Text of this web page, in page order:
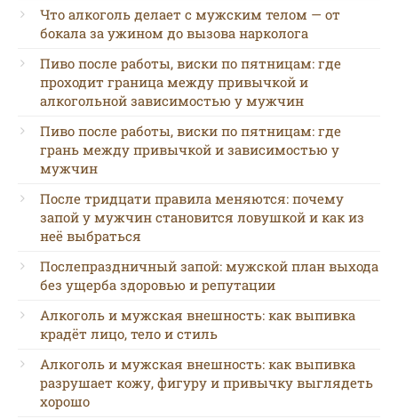
Что алкоголь делает с мужским телом — от
бокала за ужином до вызова нарколога
Пиво после работы, виски по пятницам: где
проходит граница между привычкой и
алкогольной зависимостью у мужчин
Пиво после работы, виски по пятницам: где
грань между привычкой и зависимостью у
мужчин
После тридцати правила меняются: почему
запой у мужчин становится ловушкой и как из
неё выбраться
Послепраздничный запой: мужской план выхода
без ущерба здоровью и репутации
Алкоголь и мужская внешность: как выпивка
крадёт лицо, тело и стиль
Алкоголь и мужская внешность: как выпивка
разрушает кожу, фигуру и привычку выглядеть
хорошо